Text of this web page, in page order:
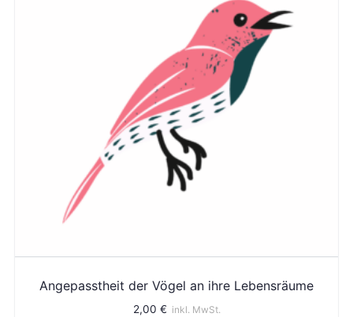
Angepasstheit der Vögel an ihre Lebensräume
2,00 € inkl. MwSt.